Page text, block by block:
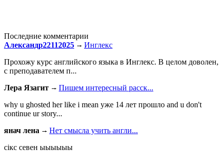
Последние комментарии
Александр22112025
Инглекс
Прохожу курс английского языка в Инглекс. В целом доволен,
с преподавателем п...
Лера Язагит
Пишем интересный расск...
why u ghosted her like i mean уже 14 лет прошло and u don't
continue ur story...
янач лена
Нет смысла учить англи...
сiкс севен ыыыыыы